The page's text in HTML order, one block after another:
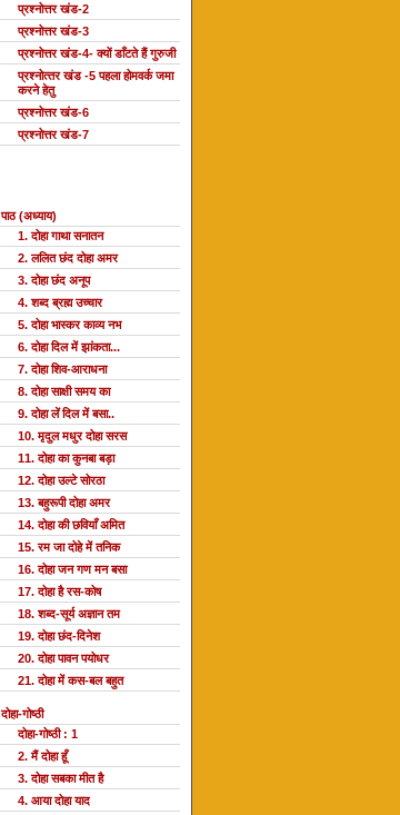
प्रश्नोत्तर खंड-2
प्रश्नोत्तर खंड-3
प्रश्नोत्तर खंड-4- क्यों डाँटते हैं गुरुजी
प्रश्‍नोत्‍तर खंड -5 पहला होमवर्क जमा
करने हेतु
प्रश्नोत्तर खंड-6
प्रश्नोत्तर खंड-7
पाठ (अध्याय)
1. दोहा गाथा सनातन
2. ललित छंद दोहा अमर
3. दोहा छंद अनूप
4. शब्द ब्रह्म उच्चार
5. दोहा भास्कर काव्य नभ
6. दोहा दिल में झांकता...
7. दोहा शिव-आराधना
8. दोहा साक्षी समय का
9. दोहा लें दिल में बसा..
10. मृदुल मधुर दोहा सरस
11. दोहा का कुनबा बड़ा
12. दोहा उल्टे सोरठा
13. बहुरूपी दोहा अमर
14. दोहा की छवियाँ अमित
15. रम जा दोहे में तनिक
16. दोहा जन गण मन बसा
17. दोहा है रस-कोष
18. शब्द-सूर्य अज्ञान तम
19. दोहा छंद-दिनेश
20. दोहा पावन पयोधर
21. दोहा में कस-बल बहुत
दोहा-गोष्ठी
दोहा-गोष्ठी : 1
2. मैं दोहा हूँ
3. दोहा सबका मीत है
4. आया दोहा याद